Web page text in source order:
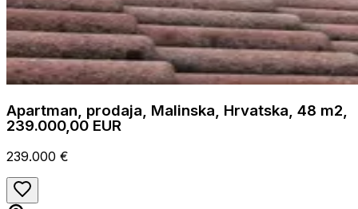
Apartman, prodaja, Malinska, Hrvatska, 48 m2,
239.000,00 EUR
239.000 €